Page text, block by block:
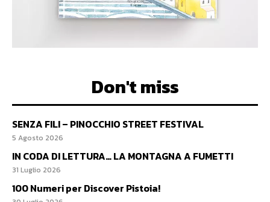
Don't miss
SENZA FILI – PINOCCHIO STREET FESTIVAL
5 Agosto 2026
IN CODA DI LETTURA… LA MONTAGNA A FUMETTI
31 Luglio 2026
100 Numeri per Discover Pistoia!